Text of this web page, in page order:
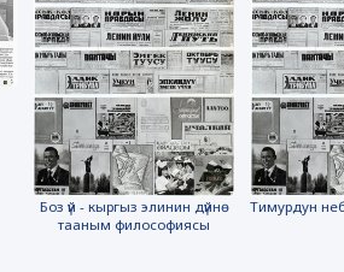
Боз үй - кыргыз элинин дүйнө
тааным философиясы
Тимурдун